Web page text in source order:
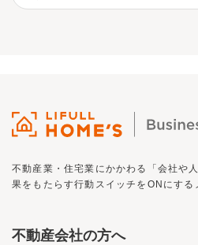
不動産業・住宅業にかかわる「会社や
果をもたらす行動スイッチを ON にする
不動産会社の方へ